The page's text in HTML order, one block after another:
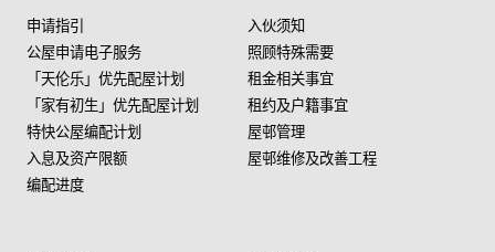
申请指引
公屋申请电子服务
「天伦乐」优先配屋计划
「家有初生」优先配屋计划
特快公屋编配计划
入息及资产限额
编配进度
入伙须知
照顾特殊需要
租金相关事宜
租约及户籍事宜
屋邨管理
屋邨维修及改善工程